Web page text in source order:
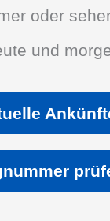
oder
und